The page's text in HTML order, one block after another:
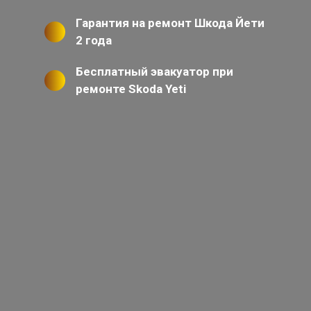
Гарантия на ремонт Шкода Йети
2 года
Бесплатный эвакуатор при
ремонте Skoda Yeti